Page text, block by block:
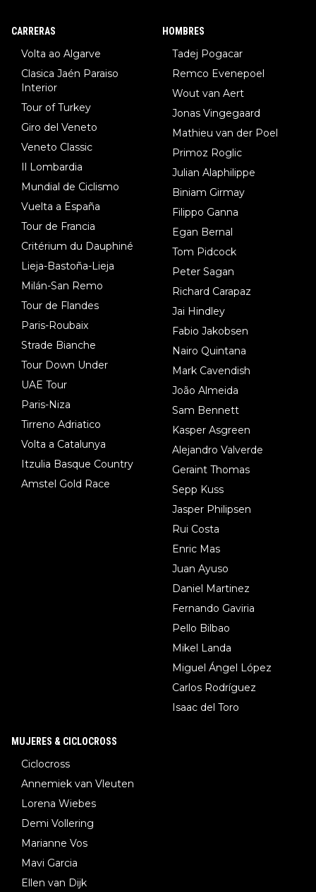
8.Lenny Martinez (Bahrein), 9. Van Belle (Visma), 10. Vacek (Li
CARRERAS
Volta ao Algarve
Clasica Jaén Paraiso
Interior
Tour of Turkey
Giro del Veneto
Veneto Classic
Il Lombardia
Mundial de Ciclismo
Vuelta a España
Tour de Francia
Critérium du Dauphiné
Lieja-Bastoña-Lieja
Milán-San Remo
Tour de Flandes
Paris-Roubaix
Strade Bianche
Tour Down Under
UAE Tour
Paris-Niza
Tirreno Adriatico
Volta a Catalunya
Itzulia Basque Country
Amstel Gold Race
HOMBRES
Tadej Pogacar
Remco Evenepoel
Wout van Aert
Jonas Vingegaard
Mathieu van der Poel
Primoz Roglic
Julian Alaphilippe
Biniam Girmay
Filippo Ganna
Egan Bernal
Tom Pidcock
Peter Sagan
Richard Carapaz
Jai Hindley
Fabio Jakobsen
Nairo Quintana
Mark Cavendish
João Almeida
Sam Bennett
Kasper Asgreen
Alejandro Valverde
Geraint Thomas
Sepp Kuss
Jasper Philipsen
Rui Costa
Enric Mas
Juan Ayuso
Daniel Martinez
Fernando Gaviria
Pello Bilbao
Mikel Landa
Miguel Ángel López
Carlos Rodríguez
Isaac del Toro
MUJERES & CICLOCROSS
Ciclocross
Annemiek van Vleuten
Lorena Wiebes
Demi Vollering
Marianne Vos
Mavi Garcia
Ellen van Dijk